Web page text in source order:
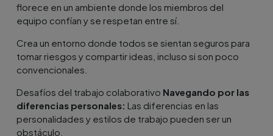
florece en un ambiente donde los miembros del
equipo confían y se respetan entre sí.
Crea un entorno donde todos se sientan seguros para
tomar riesgos y compartir ideas, incluso si son poco
convencionales.
Desafíos del trabajo colaborativo Navegando por las
diferencias personales: Las diferencias en las
personalidades y estilos de trabajo pueden ser un
obstáculo.